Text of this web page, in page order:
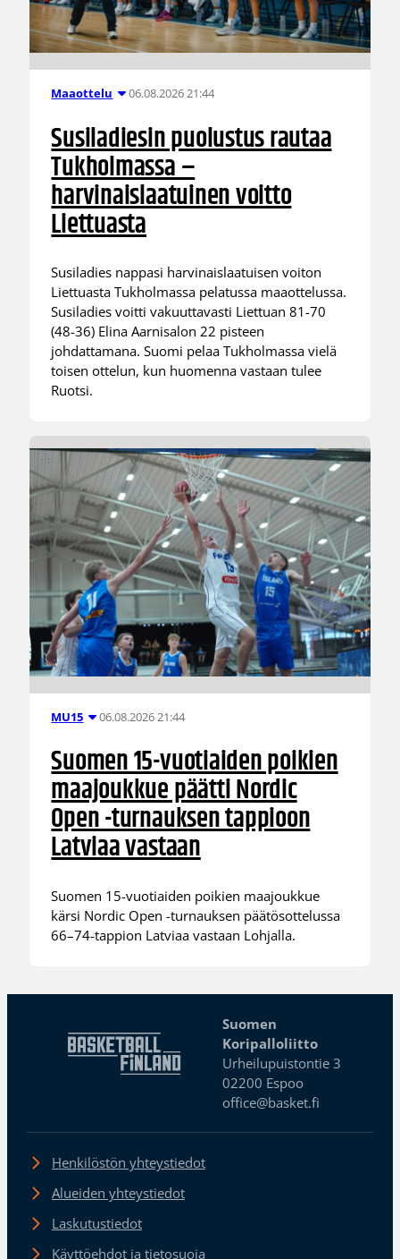
Maaottelu 06.08.2026 21:44
Susiladiesin puolustus rautaa
Tukholmassa –
harvinaislaatuinen voitto
Liettuasta
Susiladies nappasi harvinaislaatuisen voiton
Liettuasta Tukholmassa pelatussa maaottelussa.
Susiladies voitti vakuuttavasti Liettuan 81-70
(48-36) Elina Aarnisalon 22 pisteen
johdattamana. Suomi pelaa Tukholmassa vielä
toisen ottelun, kun huomenna vastaan tulee
Ruotsi.
MU15 06.08.2026 21:44
Suomen 15-vuotiaiden poikien
maajoukkue päätti Nordic
Open -turnauksen tappioon
Latviaa vastaan
Suomen 15-vuotiaiden poikien maajoukkue
kärsi Nordic Open -turnauksen päätösottelussa
66–74-tappion Latviaa vastaan Lohjalla.
Suomen
Koripalloliitto
Urheilupuistontie 3
02200 Espoo
office@basket.fi
Henkilöstön yhteystiedot
Alueiden yhteystiedot
Laskutustiedot
Käyttöehdot ja tietosuoja